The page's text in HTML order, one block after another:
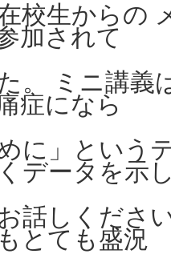
校生からの
加されて
。 ミニ講義
症になら
に」という
データを示
話しくださ
とても盛況